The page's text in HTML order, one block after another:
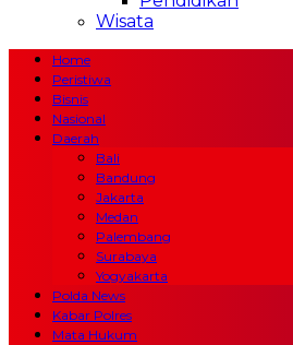
Wisata
Home
Peristiwa
Bisnis
Nasional
Daerah
Bali
Bandung
Jakarta
Medan
Palembang
Surabaya
Yogyakarta
Polda News
Kabar Polres
Mata Hukum